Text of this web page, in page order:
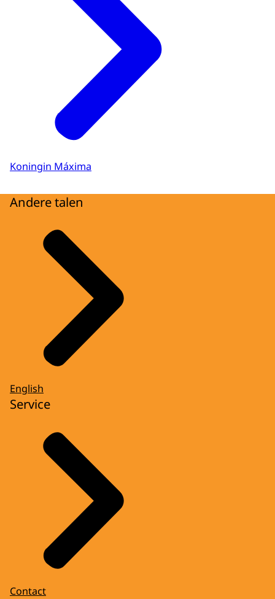
Koningin Máxima
Andere talen
English
Service
Contact